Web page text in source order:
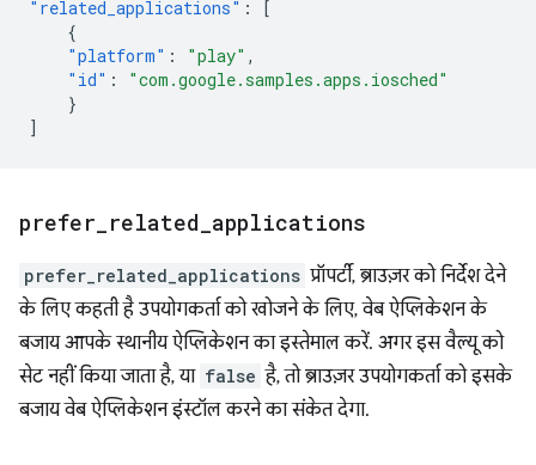
"related_applications" :
[
{
"platform" : "play" ,
"id" :
"com.google.samples.apps.iosched"
}
]
prefer related applications
prefer_related_applications प्रॉपर्टी, ब्राउज़र को निर्देश देने
के लिए कहती है उपयोगकर्ता को खोजने के लिए, वेब ऐप्लिकेशन के
बजाय आपके स्थानीय ऐप्लिकेशन का इस्तेमाल करें. अगर इस वैल्यू को
सेट नहीं किया जाता है, या false है, तो ब्राउज़र उपयोगकर्ता को इसके
बजाय वेब ऐप्लिकेशन इंस्टॉल करने का संकेत देगा.